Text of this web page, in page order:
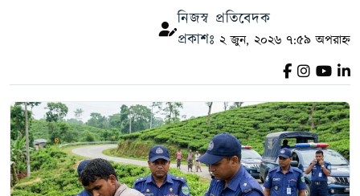
নিজস্ব প্রতিবেদক
প্রকাশঃ ২ জুন, ২০২৬ ৭:৫৯ অপরাহ্ন